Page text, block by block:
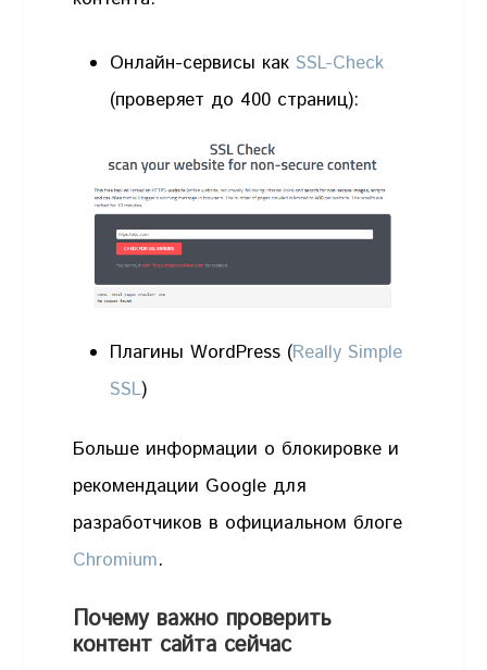
Онлайн-сервисы как SSL-Check
(проверяет до 400 страниц):
Плагины WordPress (Really Simple
SSL)
Больше информации о блокировке и
рекомендации Google для
разработчиков в официальном блоге
Chromium.
Почему важно проверить
контент сайта сейчас